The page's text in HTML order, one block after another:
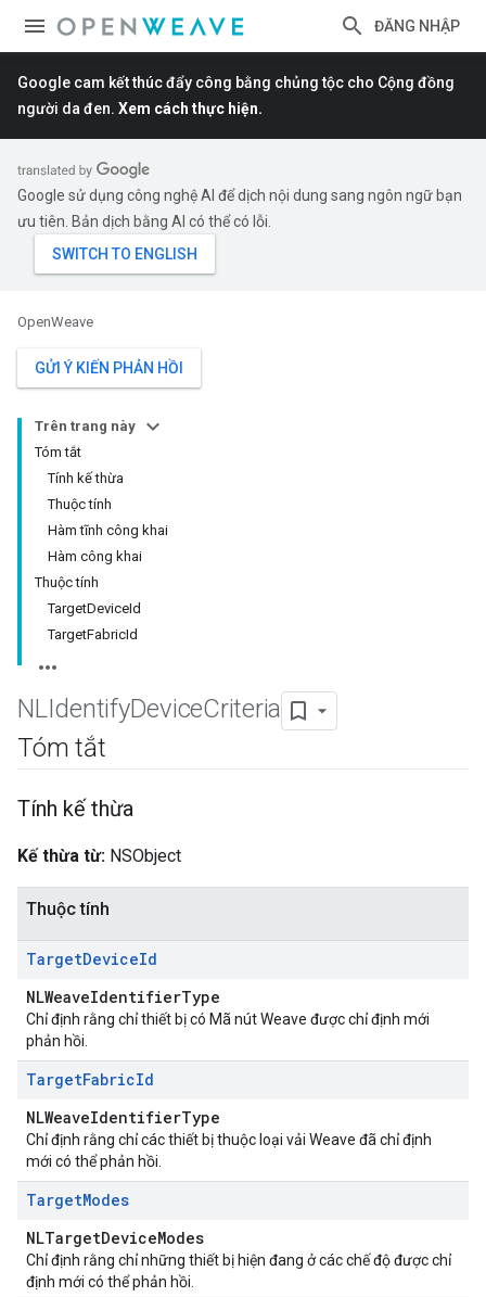
ĐĂNG NHẬP
Google cam kết thúc đẩy công bằng chủng tộc cho Cộng đồng
người da đen. Xem cách thực hiện.
Google sử dụng công nghệ AI để dịch nội dung sang ngôn ngữ bạn
ưu tiên. Bản dịch bằng AI có thể có lỗi.
OpenWeave
GỬI Ý KIẾN PHẢN HỒI
Trên trang này
Tóm tắt
Tính kế thừa
Thuộc tính
Hàm tĩnh công khai
Hàm công khai
Thuộc tính
TargetDeviceId
TargetFabricId
NLIdentifyDeviceCriteria
Tóm tắt
Tính kế thừa
Kế thừa từ: NSObject
Thuộc tính
TargetDeviceId
NLWeaveIdentifierType
Chỉ định rằng chỉ thiết bị có Mã nút Weave được chỉ định mới
phản hồi.
TargetFabricId
NLWeaveIdentifierType
Chỉ định rằng chỉ các thiết bị thuộc loại vải Weave đã chỉ định
mới có thể phản hồi.
TargetModes
NLTargetDeviceModes
Chỉ định rằng chỉ những thiết bị hiện đang ở các chế độ được chỉ
định mới có thể phản hồi.